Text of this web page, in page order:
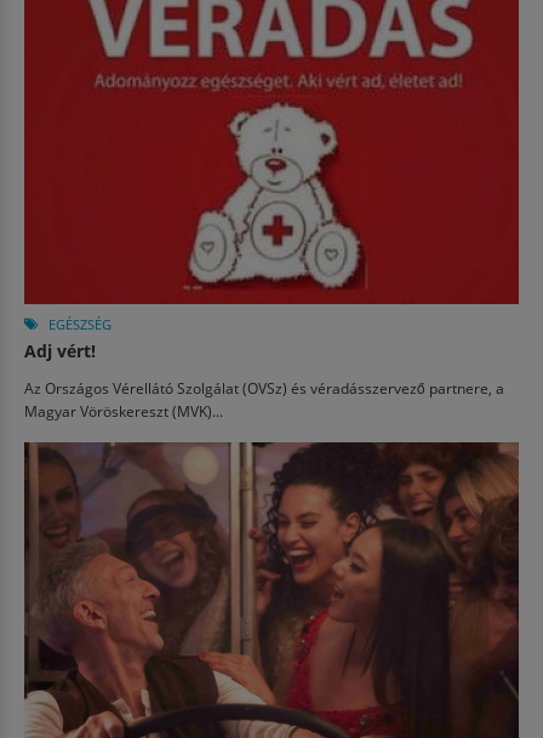
EGÉSZSÉG
Adj vért!
Az Országos Vérellátó Szolgálat (OVSz) és véradásszervező partnere, a
Magyar Vöröskereszt (MVK)...